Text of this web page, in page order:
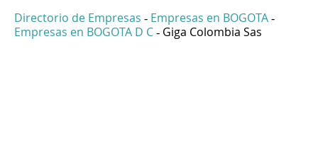
Directorio de Empresas - Empresas en BOGOTA -
Empresas en BOGOTA D C - Giga Colombia Sas